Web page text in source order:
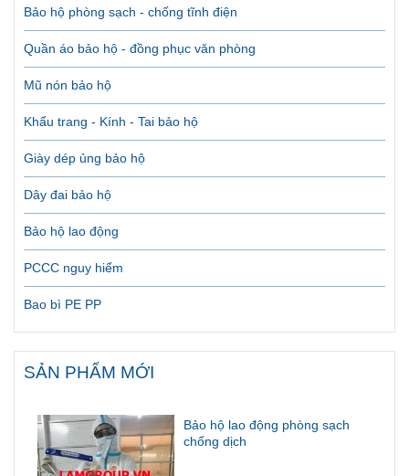
Bảo hộ phòng sạch - chống tĩnh điện
Quần áo bảo hộ - đồng phục văn phòng
Mũ nón bảo hộ
Khẩu trang - Kính - Tai bảo hộ
Giày dép ủng bảo hộ
Dây đai bảo hộ
Bảo hộ lao động
PCCC nguy hiểm
Bao bì PE PP
SẢN PHẨM MỚI
Bảo hộ lao động phòng sạch
chống dịch